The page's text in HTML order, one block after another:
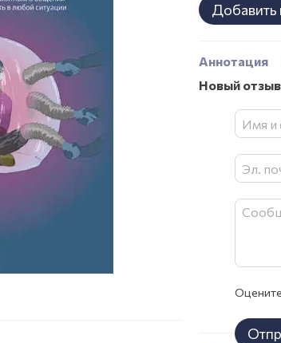
Добавить
Аннотация
Новый